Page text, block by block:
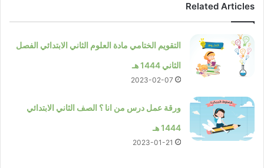
Related Articles
التقويم الختامي مادة العلوم الثاني الابتدائي الفصل
الثاني 1444 هـ
2023-02-07
ورقة عمل درس من انا ؟ الصف الثاني الابتدائي
1444 هـ
2023-01-21